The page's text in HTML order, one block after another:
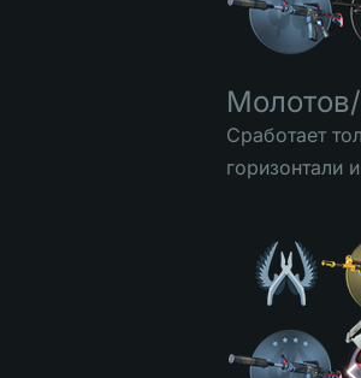
Cработает
горизонтали